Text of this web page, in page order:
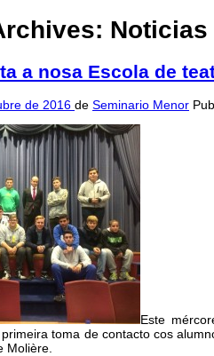
Noticias
a nosa Escola de
de 2016 de Seminario Menor
Este
toma de contacto cos
Molière.